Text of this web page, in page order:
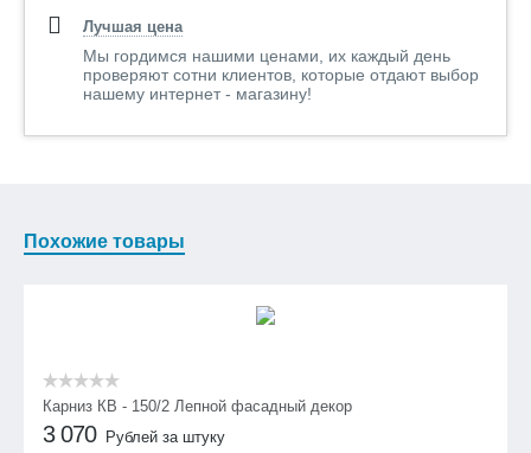
Лучшая цена
Мы гордимся нашими ценами, их каждый день
проверяют сотни клиентов, которые отдают выбор
нашему интернет - магазину!
Похожие товары
Карниз КВ - 150/2 Лепной фасадный декор
3 070 Рублей за штуку